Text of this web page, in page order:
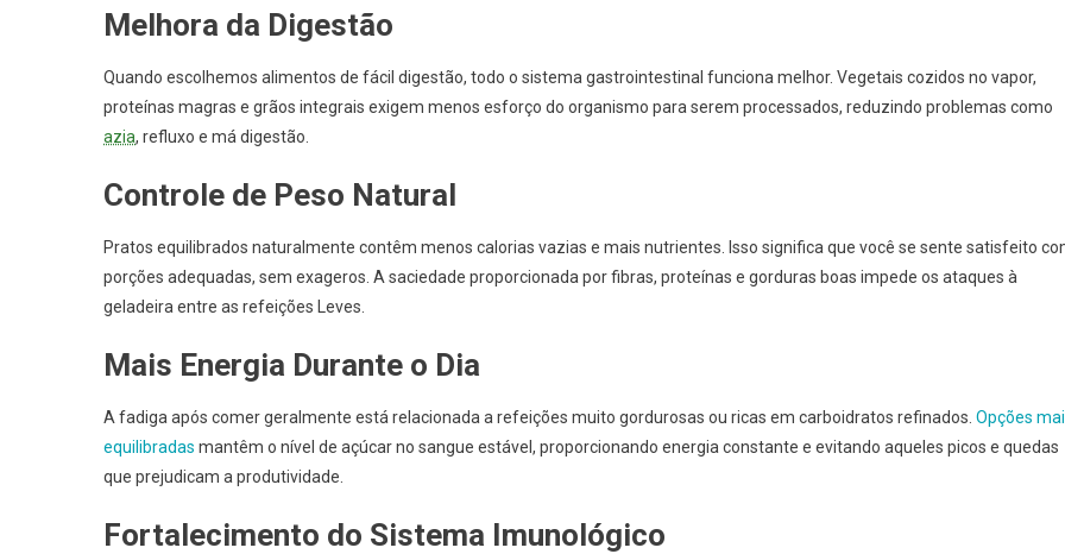
Melhora da Digestão
Quando escolhemos alimentos de fácil digestão, todo o sistema gastrointestinal funciona melhor. Vegetais cozidos no vapor,
proteínas magras e grãos integrais exigem menos esforço do organismo para serem processados, reduzindo problemas como
azia, refluxo e má digestão.
Controle de Peso Natural
Pratos equilibrados naturalmente contêm menos calorias vazias e mais nutrientes. Isso significa que você se sente satisfeito
porções adequadas, sem exageros. A saciedade proporcionada por fibras, proteínas e gorduras boas impede os ataques à
geladeira entre as refeições Leves.
Mais Energia Durante o Dia
A fadiga após comer geralmente está relacionada a refeições muito gordurosas ou ricas em carboidratos refinados. Opções
equilibradas mantêm o nível de açúcar no sangue estável, proporcionando energia constante e evitando aqueles picos e quedas
que prejudicam a produtividade.
Fortalecimento do Sistema Imunológico